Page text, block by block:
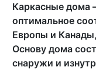
Каркасные дома
оптимальное
Европы и
Основу дома
снаружи и